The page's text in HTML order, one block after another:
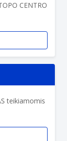
CENTRO
teikiamomis